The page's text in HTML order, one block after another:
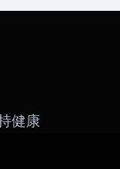
健康